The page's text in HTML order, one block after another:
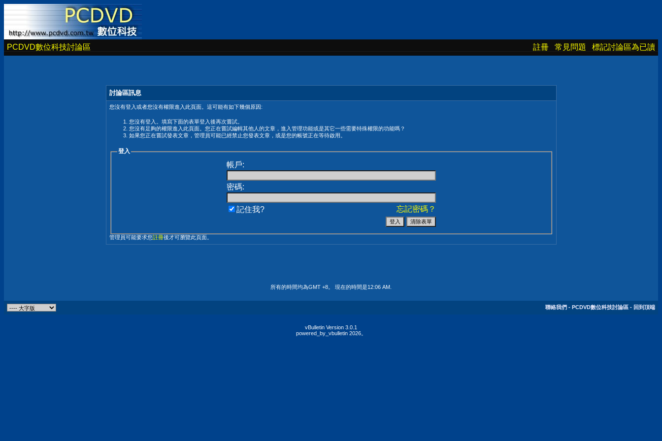
PCDVD數位科技討論區 註冊 常見問題 標記討論區為已讀
討論區訊息
您沒有登入或者您沒有權限進入此頁面。這可能有如下幾個原因:
您沒有登入。填寫下面的表單登入後再次嘗試。
您沒有足夠的權限進入此頁面。您正在嘗試編輯其他人的文章，進入管理功能或是其它一些需要特殊權限的功能嗎？
如果您正在嘗試發表文章，管理員可能已經禁止您發表文章，或是您的帳號正在等待啟用。
登入
帳戶:
密碼:
忘記密碼？
記住我?
管理員可能要求您註冊後才可瀏覽此頁面。
所有的時間均為GMT +8。 現在的時間是12:06 AM
聯絡我們 - PCDVD數位科技討論區 - 回到頂端
vBulletin Version 3.0.1
powered_by_vbulletin 2026。